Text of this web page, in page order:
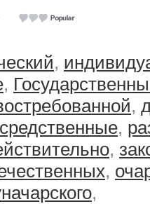
,
,
,
,
,
,
,